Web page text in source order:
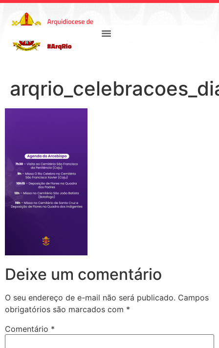
Deixe um comentário
O seu endereço de e-mail não será publicado. Campos
obrigatórios são marcados com *
Comentário *